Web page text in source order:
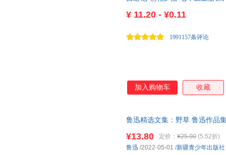
¥ 11.20 - ¥0.11
1991157条评论
加入购物车 收藏
鲁迅精选文集：野草 鲁迅作品
¥13.80 定价： ¥25.00 (5.52折)
鲁迅 /2022-05-01 /新疆青少年出版社